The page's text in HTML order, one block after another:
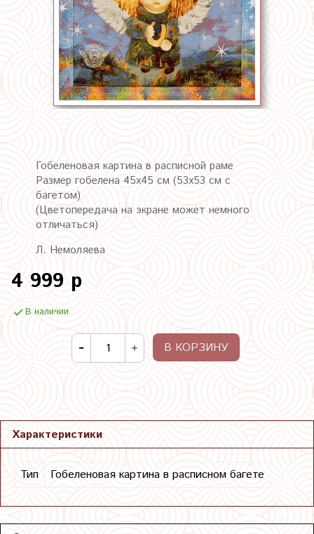
Гобеленовая картина в расписной раме
Размер гобелена 45х45 см (53х53 см с
багетом)
(Цветопередача на экране может немного
отличаться)
Л. Немоляева
4 999 р
В наличии
В КОРЗИНУ
Характеристики
Тип Гобеленовая картина в расписном багете